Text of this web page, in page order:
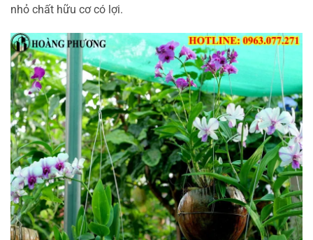
nhỏ chất hữu cơ có lợi.